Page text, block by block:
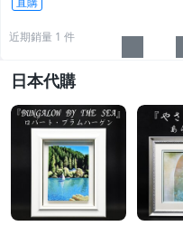
檢驗嚴選
近期銷量 1 件
日本代購